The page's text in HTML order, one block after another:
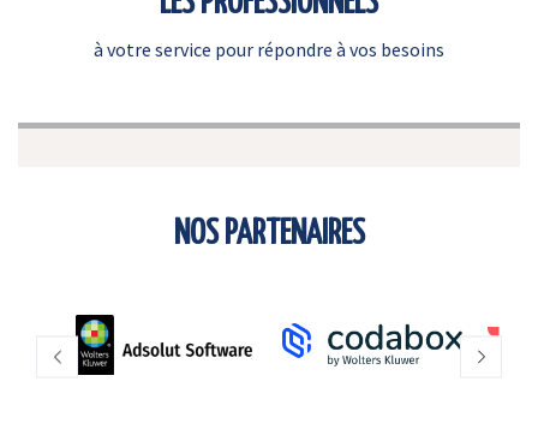
à votre service pour répondre à vos besoins
NOS PARTENAIRES